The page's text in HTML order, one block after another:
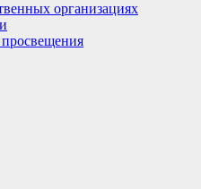
организациях